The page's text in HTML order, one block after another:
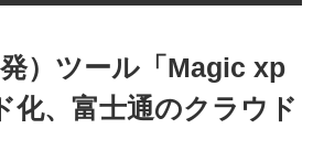
）ツール「Magic xp
化、富士通のクラウド